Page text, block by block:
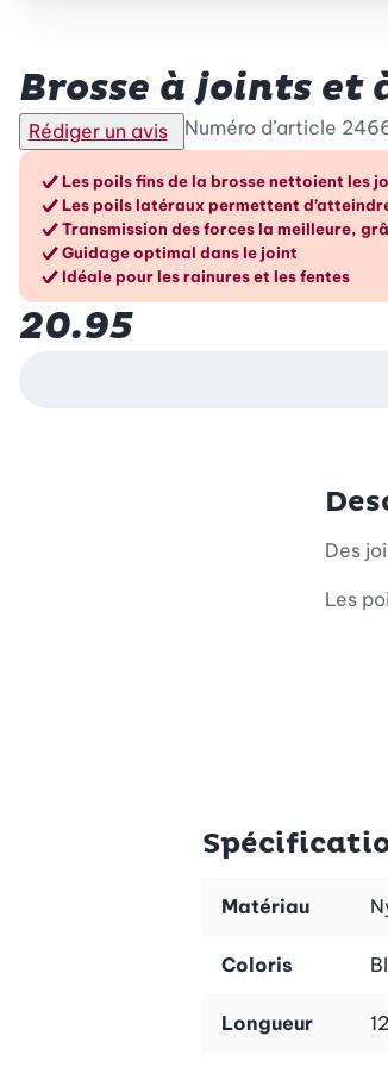
Brosse à joints et
Rédiger un avis Numéro d’article
Les avantages
Les poils fins de la brosse nettoient les
Les poils latéraux permettent
Transmission des forces la meilleure,
Guidage optimal dans le joint
Idéale pour les rainures et les fentes
20.95
Des
Les
Matériau
Coloris
Longueur